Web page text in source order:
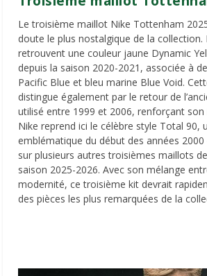
Le troisième maillot Nike Tottenham
doute le plus nostalgique de la collection.
retrouvent une couleur jaune Dynamic
depuis la saison 2020-2021, associée à
Pacific Blue et bleu marine Blue Void.
distingue également par le retour de
utilisé entre 1999 et 2006, renforçant
Nike reprend ici le célèbre style Total 90,
emblématique du début des années
sur plusieurs autres troisièmes maillots
saison 2025-2026. Avec son mélange
modernité, ce troisième kit devrait
des pièces les plus remarquées de la